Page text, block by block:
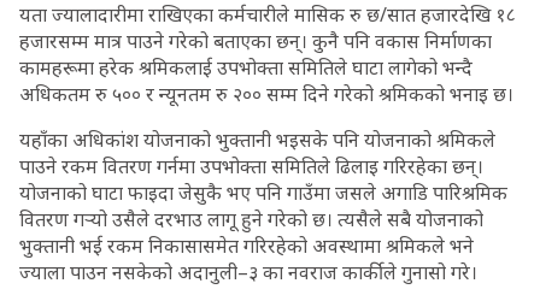
यता ज्यालादारीमा राखिएका कर्मचारीले मासिक रु छ/सात हजारदेखि १८
हजारसम्म मात्र पाउने गरेको बताएका छन्। कुनै पनि वकास निर्माणका
कामहरूमा हरेक श्रमिकलाई उपभोक्ता समितिले घाटा लागेको भन्दै
अधिकतम रु ५०० र न्यूनतम रु २०० सम्म दिने गरेको श्रमिकको भनाइ छ।
यहाँका अधिकांश योजनाको भुक्तानी भइसके पनि योजनाको श्रमिकले
पाउने रकम वितरण गर्नमा उपभोक्ता समितिले ढिलाइ गरिरहेका छन्।
योजनाको घाटा फाइदा जेसुकै भए पनि गाउँमा जसले अगाडि पारिश्रमिक
वितरण गर्‍यो उसैले दरभाउ लागू हुने गरेको छ। त्यसैले सबै योजनाको
भुक्तानी भई रकम निकासासमेत गरिरहेको अवस्थामा श्रमिकले भने
ज्याला पाउन नसकेको अदानुली–३ का नवराज कार्कीले गुनासो गरे।